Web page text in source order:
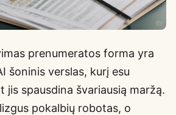
prenumeratos forma yra
šoninis verslas, kurį esu
jis spausdina švariausią maržą.
pokalbių robotas, o